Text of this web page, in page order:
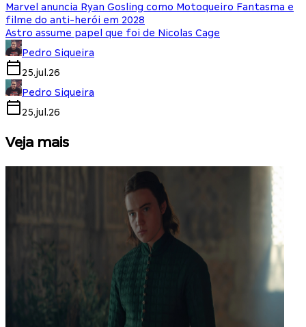
Marvel anuncia Ryan Gosling como Motoqueiro Fantasma e
filme do anti-herói em 2028
Astro assume papel que foi de Nicolas Cage
Pedro Siqueira
25.jul.26
Pedro Siqueira
25.jul.26
Veja mais